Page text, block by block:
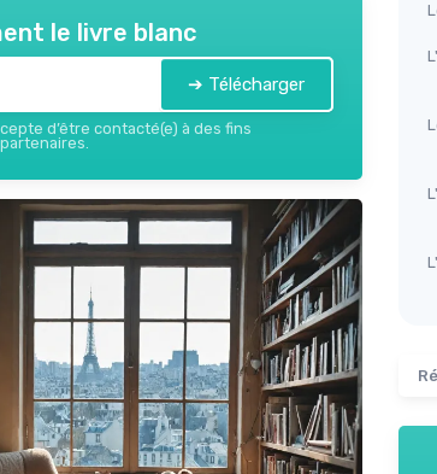
le livre blanc
➔ Télécharger
d’être contacté(e) à des fins